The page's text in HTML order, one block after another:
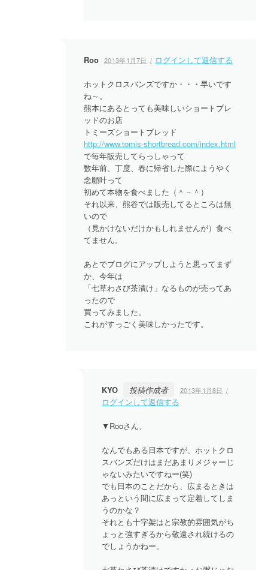
Roo 2013年1月7日 ログインして返信する
ホットクロスバンズですか・・・早いです
ね～。
熊本にあるとっても美味しいショートブレ
ッドのお店
トミーズショートブレッド
http://www.tomis-shortbread.com/index.html
で毎年販売してらっしゃって
数年前、丁度、春に帰省した際にようやく
念願叶って
初めて本物を食べました（＾－＾）
それ以来、熊谷では販売してるところは無
いので
（見かけないだけかもしれませんが）食べ
てません。
あとでブログにアップしようと思ってまず
か、今年は
「七草わさび茶漬け」なるものが売ってあ
ったので
買ってみました。
これがすっごく美味しかったです。
KYO 投稿作成者 2013年1月8日
ログインして返信する
▼Rooさん、
なんでもある日本ですが、ホットクロ
スバンズだけはまだあまりメジャーじ
ゃないみたいですねー(笑)
でも日本のことだから、広まるときは
あっという間に広まって定着してしま
うのかな？
それとも十字架はと宗教的雰囲気がち
ょっと強すぎるから敬遠され続けるの
でしょうかねー。